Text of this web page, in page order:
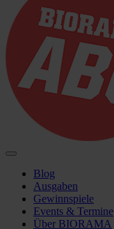
Blog
Ausgaben
Gewinnspiele
Events & Termine
Über BIORAMA